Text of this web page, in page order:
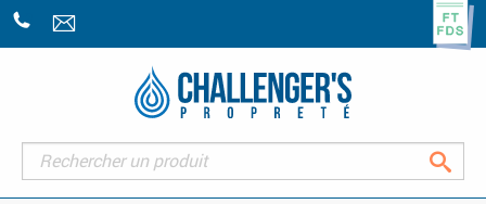
+33
(0)2
47
07